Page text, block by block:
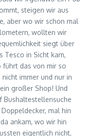
steigen wir aus
aber wo wir schon mal
wollten wir
siegt über
Tesco in Sicht kam,
führt das von mir so
immer und nur in
großer Shop! Und
Bushaltestellensuche
mal hin
ankam, wo wir hin
eigentlich nicht,